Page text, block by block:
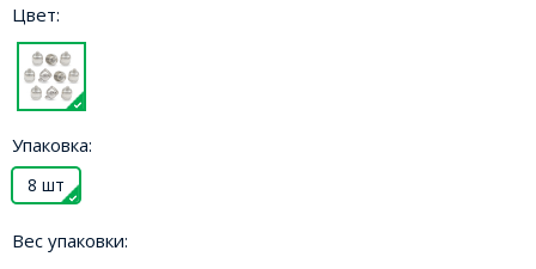
Цвет:
Упаковка:
8 шт
Вес упаковки: